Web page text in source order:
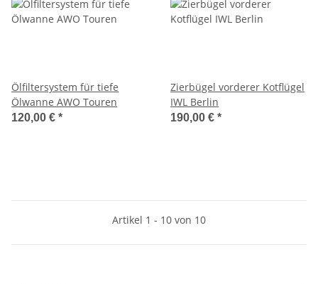
Ölfiltersystem für tiefe
Ölwanne AWO Touren
120,00 € *
Zierbügel vorderer Kotflügel
IWL Berlin
190,00 € *
Artikel 1 - 10 von 10